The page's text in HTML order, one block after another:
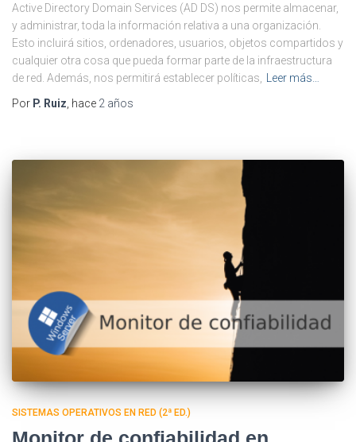
Active Directory Domain Services (AD DS) nos permite almacenar,
y administrar, toda la información relativa a una organización.
Esto incluirá sitios, ordenadores, usuarios, objetos compartidos y
cualquier otra cosa que pueda formar parte de la infraestructura
de red. Además, nos permitirá establecer políticas,
Leer más…
Por P. Ruiz , hace 2 años
SISTEMAS OPERATIVOS EN RED (2ª ED.)